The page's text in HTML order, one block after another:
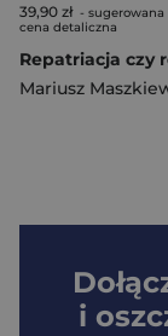
39,90 zł - sugerowana
cena detaliczna
i